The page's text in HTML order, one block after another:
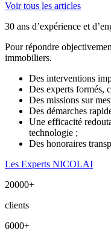
Voir tous les articles
30 ans d’expérience et
Pour répondre
immobiliers.
Des interventions
Des experts formés,
Des missions sur
Des démarches
Une efficacité
technologie ;
Des honoraires
Les Experts NICOLAI
20000+
clients
6000+